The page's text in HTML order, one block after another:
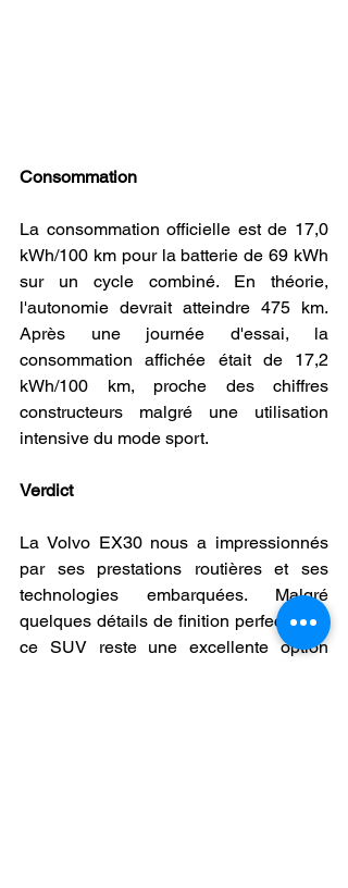
Consommation
La consommation officielle est de 17,0
kWh/100 km pour la batterie de 69 kWh
sur un cycle combiné. En théorie,
l'autonomie devrait atteindre 475 km.
Après une journée d'essai, la
consommation affichée était de 17,2
kWh/100 km, proche des chiffres
constructeurs malgré une utilisation
intensive du mode sport.
Verdict
La Volvo EX30 nous a impressionnés
par ses prestations routières et ses
technologies embarquées. Malgré
quelques détails de finition perfectibles,
ce SUV reste une excellente option